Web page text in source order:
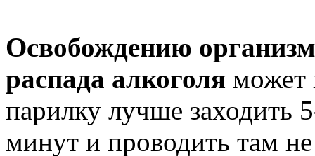
Освобождению
распада алкоголя может
парилку лучше заходить
минут и проводить там